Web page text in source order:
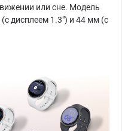
или сне. Модель
дисплеем 1.3") и 44 мм (с